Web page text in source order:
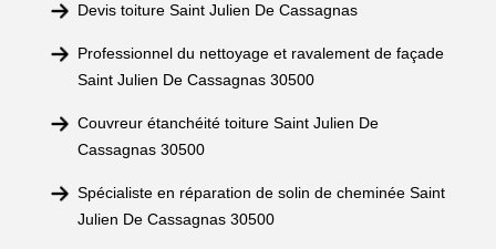
Devis toiture Saint Julien De Cassagnas
Professionnel du nettoyage et ravalement de façade
Saint Julien De Cassagnas 30500
Couvreur étanchéité toiture Saint Julien De
Cassagnas 30500
Spécialiste en réparation de solin de cheminée Saint
Julien De Cassagnas 30500